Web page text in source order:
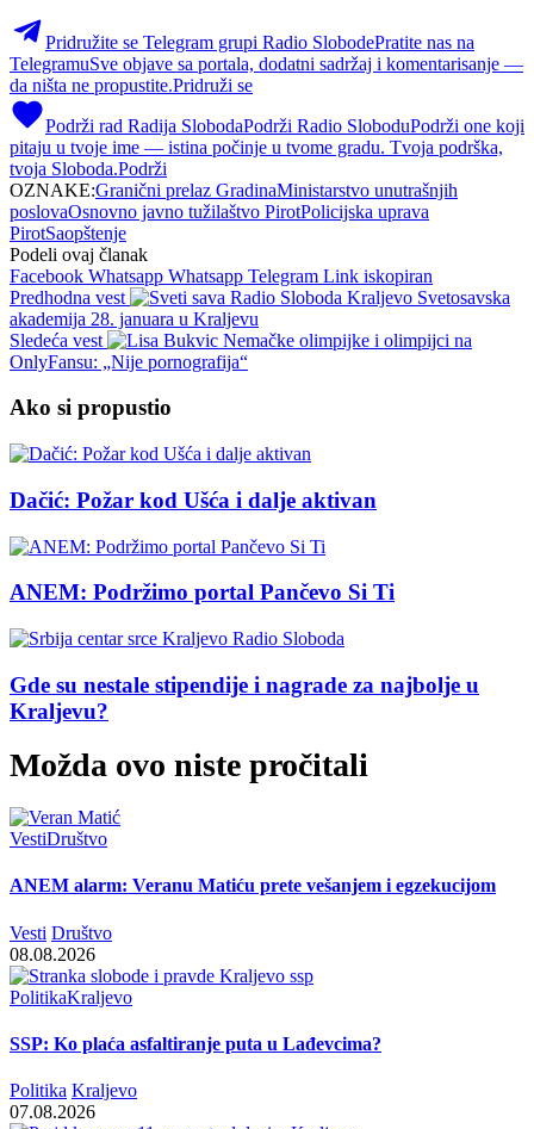
Pridružite se Telegram grupi Radio SlobodePratite nas na
TelegramuSve objave sa portala, dodatni sadržaj i komentarisanje —
da ništa ne propustite.Pridruži se
Podrži rad Radija SlobodaPodrži Radio SloboduPodrži one koji
pitaju u tvoje ime — istina počinje u tvome gradu. Tvoja podrška,
tvoja Sloboda.Podrži
OZNAKE:Granični prelaz GradinaMinistarstvo unutrašnjih
poslovaOsnovno javno tužilaštvo PirotPolicijska uprava
PirotSaopštenje
Podeli ovaj članak
Facebook Whatsapp Whatsapp Telegram Link iskopiran
Predhodna vest
Svetosavska
akademija 28. januara u Kraljevu
Sledeća vest
Nemačke olimpijke i olimpijci na
OnlyFansu: „Nije pornografija“
Ako si propustio
Dačić: Požar kod Ušća i dalje aktivan
ANEM: Podržimo portal Pančevo Si Ti
Gde su nestale stipendije i nagrade za najbolje u
Kraljevu?
Možda ovo niste pročitali
VestiDruštvo
ANEM alarm: Veranu Matiću prete vešanjem i egzekucijom
Vesti Društvo
08.08.2026
PolitikaKraljevo
SSP: Ko plaća asfaltiranje puta u Lađevcima?
Politika Kraljevo
07.08.2026